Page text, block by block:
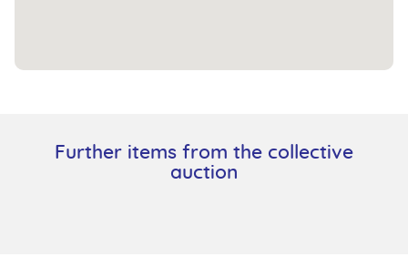
Further items from the collective
auction